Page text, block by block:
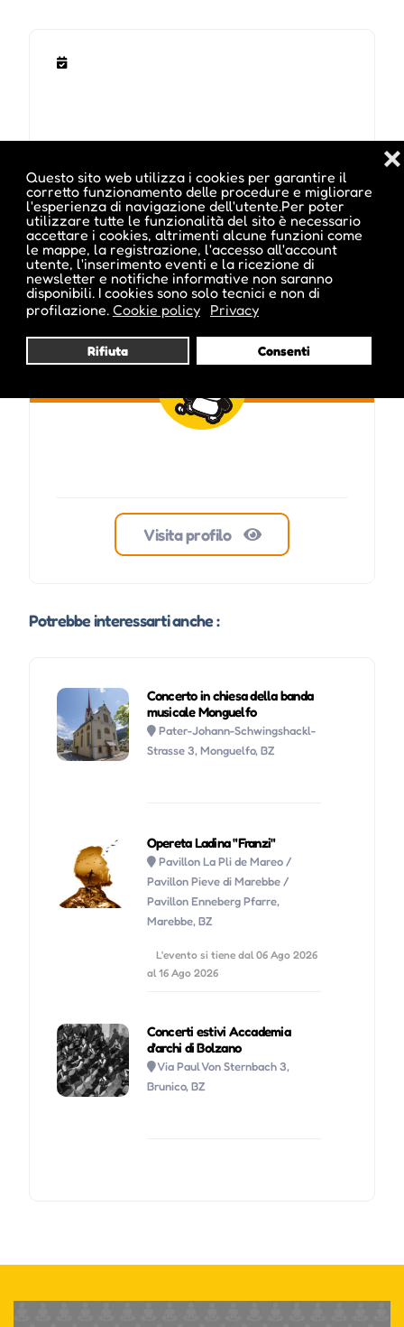
Questo sito web utilizza i cookies per garantire il
corretto funzionamento delle procedure e migliorare
l'esperienza di navigazione dell'utente.Per poter
utilizzare tutte le funzionalità del sito è necessario
accettare i cookies, altrimenti alcune funzioni come
le mappe, la registrazione, l'accesso all'account
utente, l'inserimento eventi e la ricezione di
newsletter e notifiche informative non saranno
disponibili. I cookies sono solo tecnici e non di
profilazione. Cookie policy Privacy
Rifiuta Consenti
❌
Pubblicato da :
ale inside
Visita profilo
Potrebbe interessarti anche :
Concerto in chiesa della banda
musicale Monguelfo
Pater-Johann-Schwingshackl-
Strasse 3, Monguelfo, BZ
Opereta Ladina "Franzi"
Pavillon La Pli de Mareo /
Pavillon Pieve di Marebbe /
Pavillon Enneberg Pfarre,
Marebbe, BZ
L'evento si tiene dal 06 Ago 2026
al 16 Ago 2026
Concerti estivi Accademia
d'archi di Bolzano
Via Paul Von Sternbach 3,
Brunico, BZ